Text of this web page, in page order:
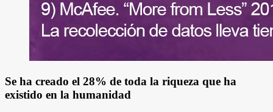
Se ha creado el 28% de toda la riqueza que ha
existido en la humanidad